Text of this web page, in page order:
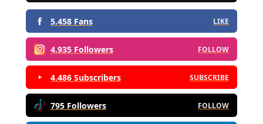
5.458 Fans LIKE
4.935 Followers FOLLOW
4.486 Subscribers SUBSCRIBE
795 Followers FOLLOW